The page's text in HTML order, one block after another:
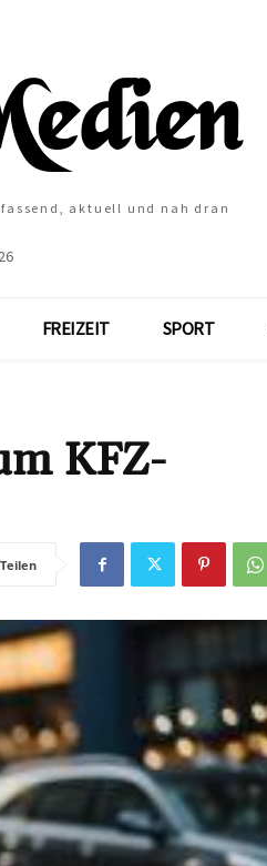
aktuell und nah dran
FREIZEIT SPORT
KFZ-
Teilen